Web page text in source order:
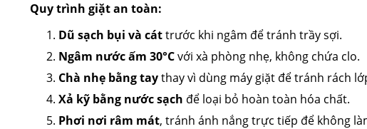
Quy trình giặt an toàn:
Dũ sạch bụi và cáttrước khi ngâm để tránh trầy sợi.
Ngâm nước ấm 30°Cvới xà phòng nhẹ, không chứa clo.
Chà nhẹ bằng taythay vì dùng máy giặt để tránh rách
Xả kỹ bằng nước sạch để loại bỏ hoàn toàn hóa chất.
Phơi nơi râm mát, tránh ánh nắng trực tiếp để không